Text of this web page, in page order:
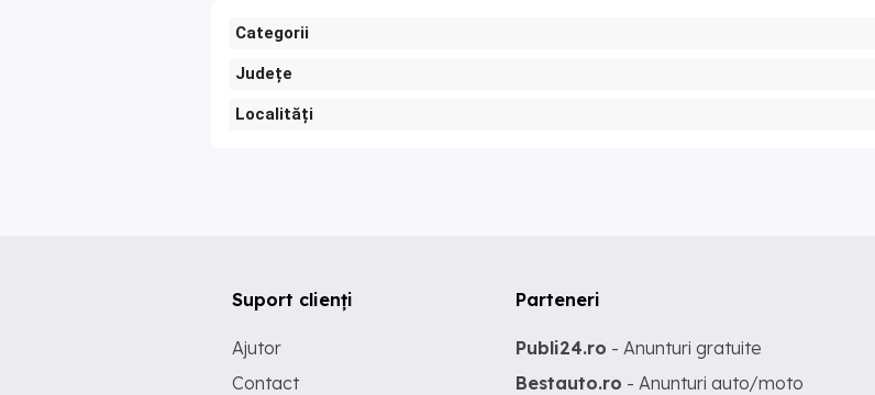
Categorii
Județe
Localități
Suport clienți
Ajutor
Contact
Parteneri
Publi24.ro - Anunturi gratuite
Bestauto.ro - Anunturi auto/moto